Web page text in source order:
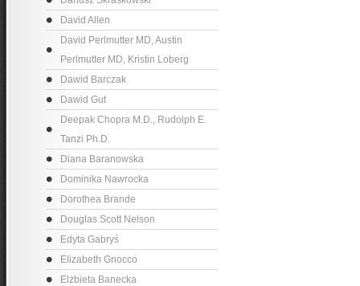
David Allen
David Perlmutter MD, Austin
Perlmutter MD, Kristin Loberg
Dawid Barczak
Dawid Gut
Deepak Chopra M.D., Rudolph E.
Tanzi Ph.D.
Diana Baranowska
Dominika Nawrocka
Dorothea Brande
Douglas Scott Nelson
Edyta Gabryś
Elizabeth Gnocco
Elżbieta Banecka